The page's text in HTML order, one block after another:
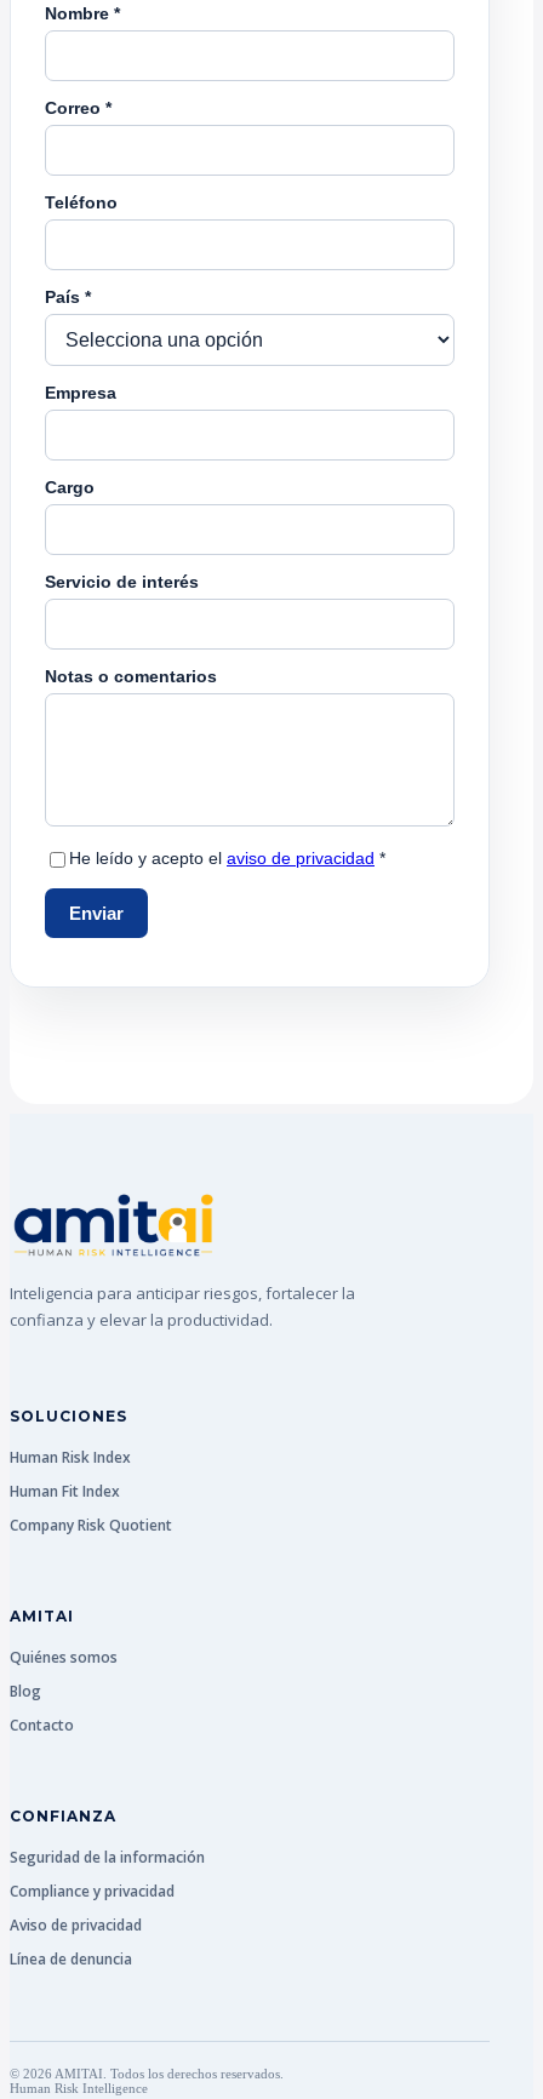
Inteligencia para anticipar riesgos, fortalecer la
confianza y elevar la productividad.
SOLUCIONES
Human Risk Index
Human Fit Index
Company Risk Quotient
AMITAI
Quiénes somos
Blog
Contacto
CONFIANZA
Seguridad de la información
Compliance y privacidad
Aviso de privacidad
Línea de denuncia
© 2026 AMITAI. Todos los derechos reservados.
Human Risk Intelligence